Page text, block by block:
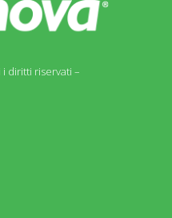
i diritti riservati –